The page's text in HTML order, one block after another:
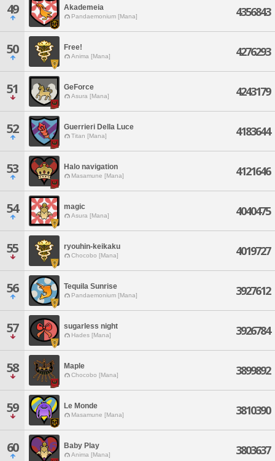
49 Akademeia
Pandaemonium [Mana] 4356843
50 Free!
Anima [Mana] 4276293
51 GeForce
Asura [Mana] 4243179
52 Guerrieri Della Luce
Titan [Mana] 4183644
53 Halo navigation
Masamune [Mana] 4121646
54 magic
Asura [Mana] 4040475
55 ryouhin-keikaku
Chocobo [Mana] 4019727
56 Tequila Sunrise
Pandaemonium [Mana] 3927612
57 sugarless night
Hades [Mana] 3926784
58 Maple
Chocobo [Mana] 3899892
59 Le Monde
Masamune [Mana] 3810390
60 Baby Play
Anima [Mana] 3803637